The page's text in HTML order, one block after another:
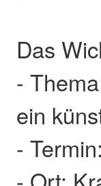
Das
-
ein
-